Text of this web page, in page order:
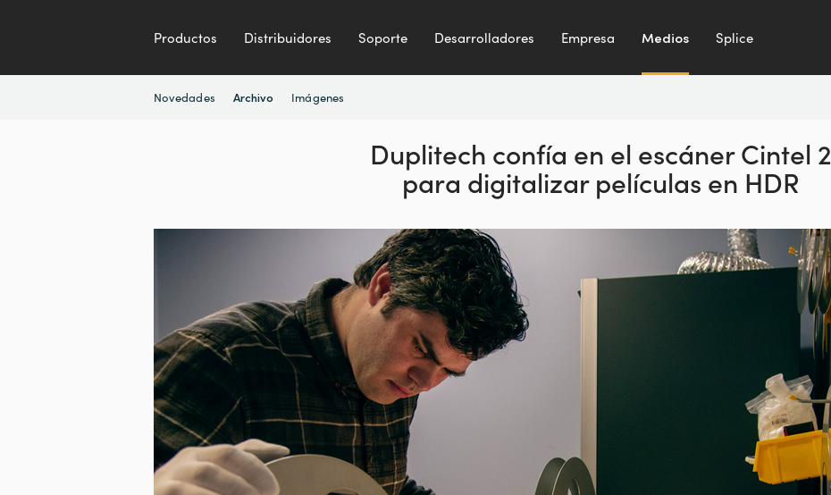
Productos Distribuidores Soporte Desarrolladores Empresa Medios Splice
Novedades Archivo Imágenes
Duplitech confía en el escáner Cintel 2
para digitalizar películas en HDR